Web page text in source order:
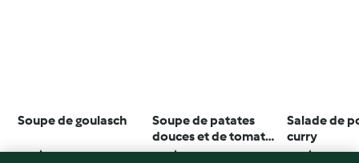
Soupe de goulasch
4.0 (6)
Soupe de patates
douces et de tomates
et croûtons au curry
4.4 (16)
Salade de
curry
4.5 (21)